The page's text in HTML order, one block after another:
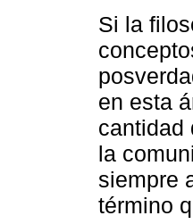
Si la
en esta
cantidad
la
siempre
término